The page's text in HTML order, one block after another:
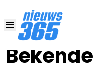
16 JUN 2024, 14:00